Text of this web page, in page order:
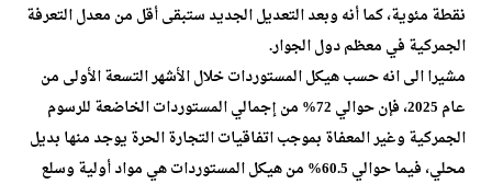
نقطة مئوية، كما أنه وبعد التعديل الجديد ستبقى أقل من معدل التعرفة
الجمركية في معظم دول الجوار.
مشيرا الى انه حسب هيكل المستوردات خلال الأشهر التسعة الأولى من
عام 2025، فإن حوالي 72% من إجمالي المستوردات الخاضعة للرسوم
الجمركية وغير المعفاة بموجب اتفاقيات التجارة الحرة يوجد منها بديل
محلي، فيما حوالي 60.5% من هيكل المستوردات هي مواد أولية وسلع